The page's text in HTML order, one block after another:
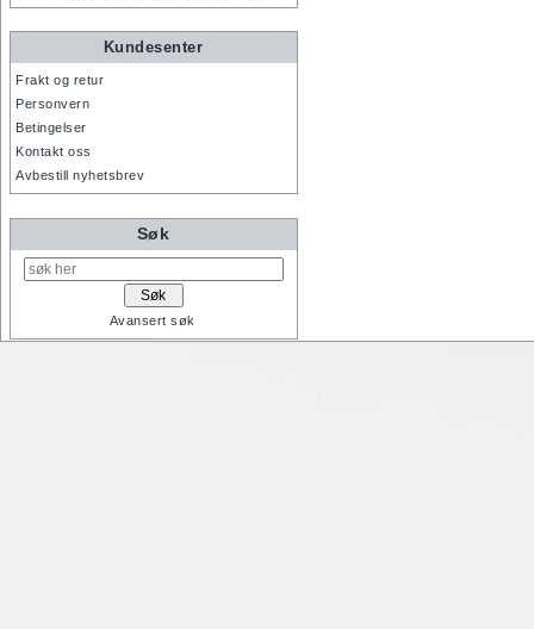
Kundesenter
Frakt og retur
Personvern
Betingelser
Kontakt oss
Avbestill nyhetsbrev
Søk
Avansert søk